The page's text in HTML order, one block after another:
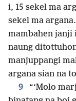
i, 15 sekel ma
sekel ma argana.
mambahen janji
naung
manjuppangi
argana sian na
9
“‘Molo